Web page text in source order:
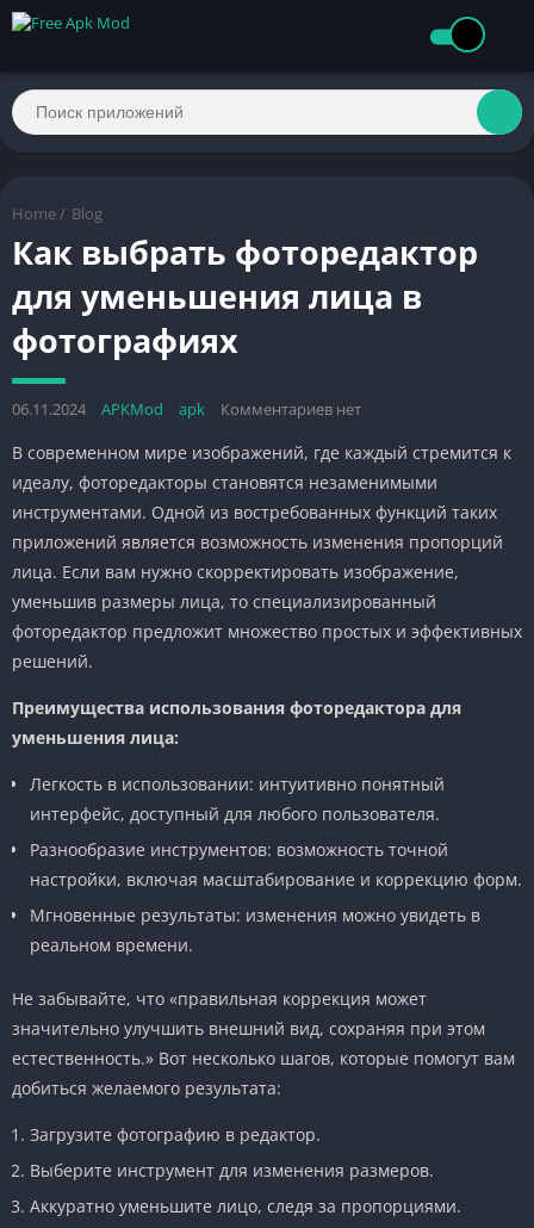
Home / Blog
Как выбрать фоторедактор
для уменьшения лица в
фотографиях
06.11.2024 APKMod apk Комментариев нет
В современном мире изображений, где каждый стремится к
идеалу, фоторедакторы становятся незаменимыми
инструментами. Одной из востребованных функций таких
приложений является возможность изменения пропорций
лица. Если вам нужно скорректировать изображение,
уменьшив размеры лица, то специализированный
фоторедактор предложит множество простых и эффективных
решений.
Преимущества использования фоторедактора для
уменьшения лица:
Легкость в использовании: интуитивно понятный
интерфейс, доступный для любого пользователя.
Разнообразие инструментов: возможность точной
настройки, включая масштабирование и коррекцию форм.
Мгновенные результаты: изменения можно увидеть в
реальном времени.
Не забывайте, что «правильная коррекция может
значительно улучшить внешний вид, сохраняя при этом
естественность.» Вот несколько шагов, которые помогут вам
добиться желаемого результата:
Загрузите фотографию в редактор.
Выберите инструмент для изменения размеров.
Аккуратно уменьшите лицо, следя за пропорциями.